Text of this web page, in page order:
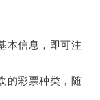
信息，即可注
彩票种类，随